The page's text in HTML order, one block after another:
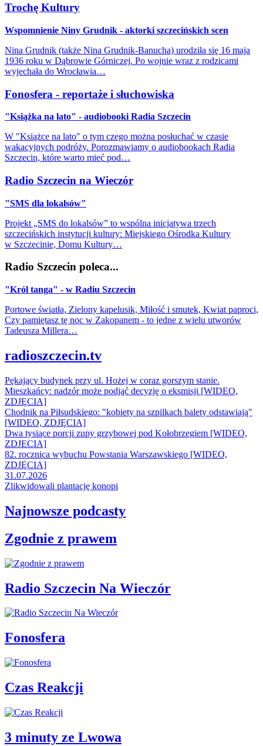
Trochę Kultury
Wspomnienie Niny Grudnik - aktorki szczecińskich scen
Nina Grudnik (także Nina Grudnik-Banucha) urodziła się 16 maja
1936 roku w Dąbrowie Górniczej. Po wojnie wraz z rodzicami
wyjechała do Wrocławia…
Fonosfera - reportaże i słuchowiska
"Książka na lato" - audiobooki Radia Szczecin
W "Książce na lato" o tym czego można posłuchać w czasie
wakacyjnych podróży. Porozmawiamy o audiobookach Radia
Szczecin, które warto mieć pod…
Radio Szczecin na Wieczór
"SMS dla lokalsów"
Projekt „SMS do lokalsów” to wspólna inicjatywa trzech
szczecińskich instytucji kultury: Miejskiego Ośrodka Kultury
w Szczecinie, Domu Kultury…
Radio Szczecin poleca...
"Król tanga" - w Radiu Szczecin
Portowe światła, Zielony kapelusik, Miłość i smutek, Kwiat paproci,
Czy pamiętasz tę noc w Zakopanem - to jedne z wielu utworów
Tadeusza Millera…
radioszczecin.tv
Pękający budynek przy ul. Hożej w coraz gorszym stanie.
Mieszkańcy: nadzór może podjąć decyzję o eksmisji [WIDEO,
ZDJĘCIA]
Chodnik na Piłsudskiego: "kobiety na szpilkach balety odstawiają"
[WIDEO, ZDJĘCIA]
Dwa tysiące porcji zupy grzybowej pod Kołobrzegiem [WIDEO,
ZDJECIA]
82. rocznica wybuchu Powstania Warszawskiego [WIDEO,
ZDJĘCIA]
31.07.2026
Zlikwidowali plantację konopi
Najnowsze podcasty
Zgodnie z prawem
Radio Szczecin Na Wieczór
Fonosfera
Czas Reakcji
3 minuty ze Lwowa